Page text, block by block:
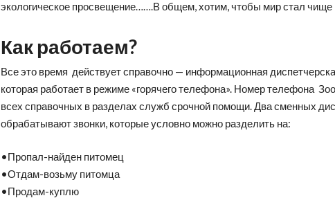
экологическое просвещение…….В общем, хотим, чтобы мир стал чище
Как работаем?
Все это время действует справочно — информационная
которая работает в режиме «горячего телефона». Номер телефона
всех справочных в разделах служб срочной помощи. Два сменных
обрабатывают звонки, которые условно можно разделить на:
•Пропал-найден питомец
•Отдам-возьму питомца
•Продам-куплю